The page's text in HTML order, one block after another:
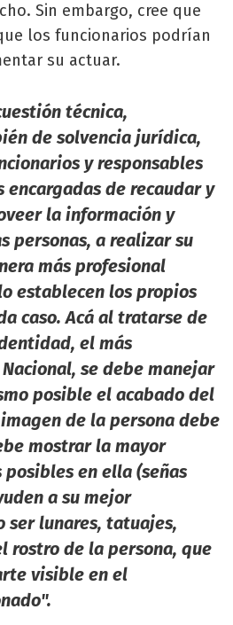
Sin embargo, cree que
los funcionarios podrían
su actuar.
técnica,
de solvencia jurídica,
y responsables
de recaudar y
la información y
personas, a realizar su
más profesional
establecen los propios
caso. Acá al tratarse de
el más
se debe manejar
posible el acabado del
de la persona debe
mostrar la mayor
en ella (señas
a su mejor
ser lunares, tatuajes,
rostro de la persona, que
visible en el